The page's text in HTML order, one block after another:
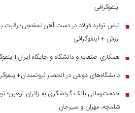
اینفوگرافی
■
نبض تولید فولاد در دست آهن اسفنجی؛ رقابت
ارزش + اینفوگرافی
■ همکاری صنعت و دانشگاه و جایگاه
■ دانشگاه‌های دولتی در انحصار
■
شلمچه، مهران و سیرجان